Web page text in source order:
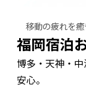
移動の疲れを
福岡宿泊
博多・天神・
安心。